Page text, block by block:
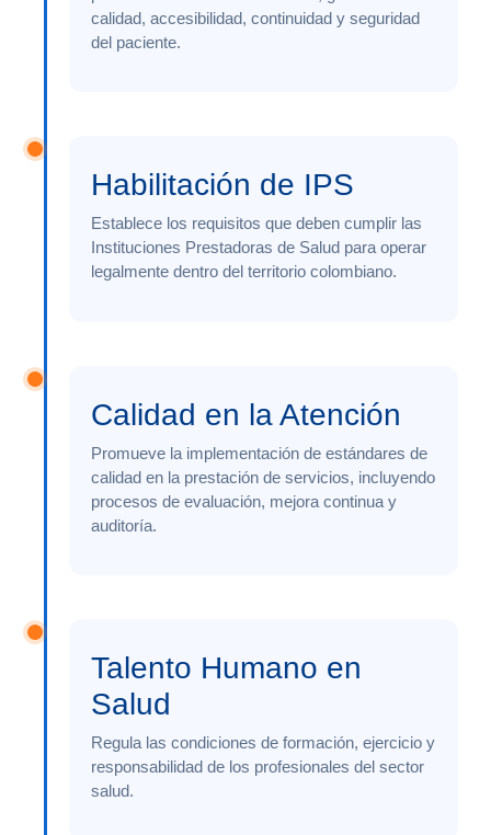
calidad, accesibilidad, continuidad y seguridad
del paciente.
Habilitación de IPS
Establece los requisitos que deben cumplir las
Instituciones Prestadoras de Salud para operar
legalmente dentro del territorio colombiano.
Calidad en la Atención
Promueve la implementación de estándares de
calidad en la prestación de servicios, incluyendo
procesos de evaluación, mejora continua y
auditoría.
Talento Humano en
Salud
Regula las condiciones de formación, ejercicio y
responsabilidad de los profesionales del sector
salud.